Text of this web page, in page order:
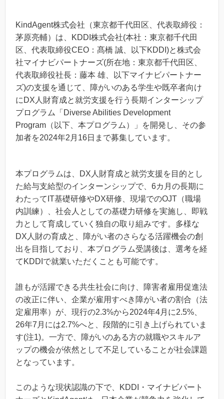
KindAgent株式会社（東京都千代田区、代表取締役：
茅原亮輔）は、KDDI株式会社(本社：東京都千代田
区、代表取締役CEO：髙橋 誠、以下KDDI)と株式会
社マイナビパートナーズ(所在地：東京都千代田区、
代表取締役社長：藤本 雄、以下マイナビパートナー
ズ)の支援を通じて、障がいのある学生や既卒者向け
にDX人財育成と就労支援を行う長期インターシップ
プログラム「Diverse Abilities Development
Program（以下、本プログラム）」を開発し、その参
加者を2024年2月16日まで募集しています。
本プログラムは、DX人財育成と就労支援を目的とし
た給与支給型のインターンシップで、6カ月の長期に
わたってIT基礎研修やDX研修、現場でのOJT（職場
内訓練）、社会人としての基礎力研修を実施し、即戦
力として育成していく独自の取り組みです。多様な
DX人財の育成と、障がい者のさらなる活躍機会の創
出を目指しており、本プログラム受講後は、選考を経
てKDDIで就業いただくことも可能です。
誰もが活躍できる共生社会に向け、障害者雇用促進法
の改正に伴い、企業が雇用すべき障がい者の割合（法
定雇用率）が、現行の2.3%から2024年4月に2.5%、
26年7月には2.7%へと、段階的に引き上げられていま
す(注1)。一方で、障がいのある方の就職やスキルア
ップの機会が依然として不足していることが社会課題
となっています。
このような現状認識の下で、KDDI・マイナビパート